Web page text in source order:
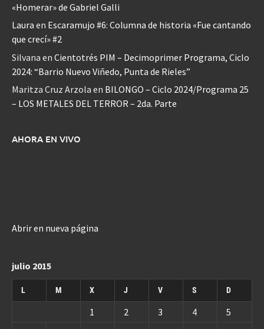
«Homerar» de Gabriel Galli
Laura en Escaramujo #6: Columna de historia «Fue cantando
que crecí» #2
Silvana en Cientotrés PIM – Decimoprimer Programa, Ciclo
2024: “Barrio Nuevo Viñedo, Punta de Rieles”
Maritza Cruz Arzola en BILONGO – Ciclo 2024/Programa 25
– LOS METALES DEL TERROR – 2da. Parte
AHORA EN VIVO
Abrir en nueva página
julio 2015
L M X J V S D
1 2 3 4
5